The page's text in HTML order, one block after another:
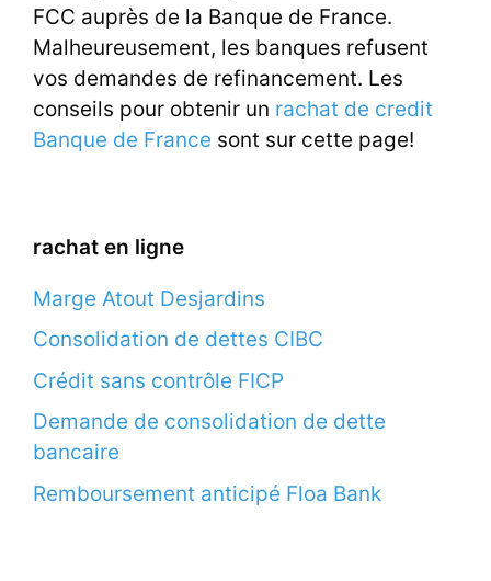
FCC auprès de la Banque de France.
Malheureusement, les banques refusent
vos demandes de refinancement. Les
conseils pour obtenir un rachat de credit
Banque de France sont sur cette page!
rachat en ligne
Marge Atout Desjardins
Consolidation de dettes CIBC
Crédit sans contrôle FICP
Demande de consolidation de dette
bancaire
Remboursement anticipé Floa Bank